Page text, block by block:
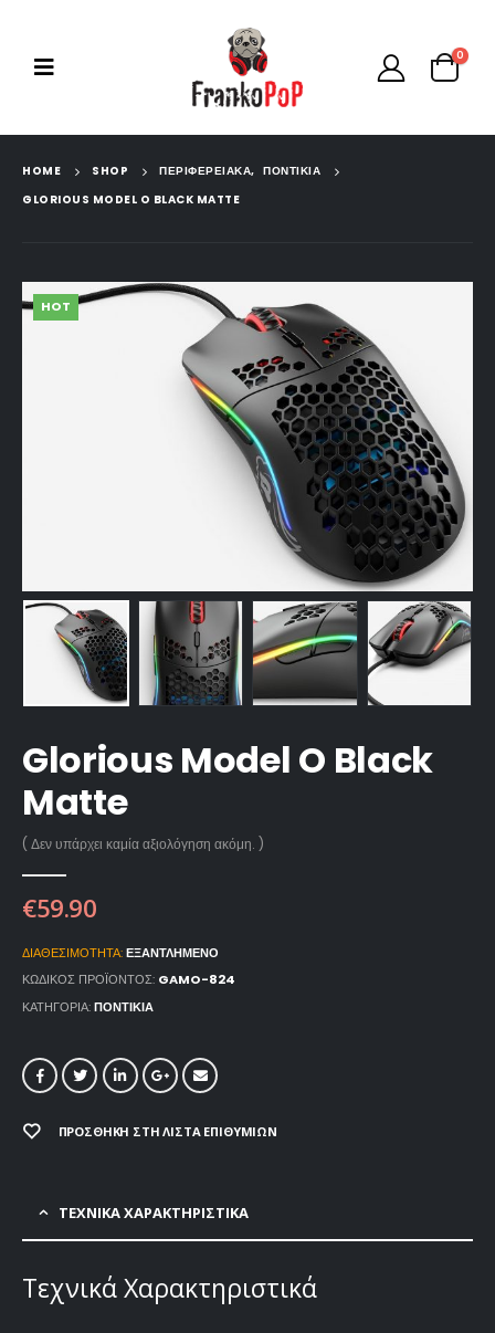
0
HOME SHOP ΠΕΡΙΦΕΡΕΙΑΚΑ, ΠΟΝΤΙΚΙΑ
GLORIOUS MODEL O BLACK MATTE
HOT
Glorious Model O Black
Matte
( Δεν υπάρχει καμία αξιολόγηση ακόμη. )
€59.90
ΔΙΑΘΕΣΙΜΌΤΗΤΑ:ΕΞΑΝΤΛΗΜΈΝΟ
ΚΩΔΙΚΌΣ ΠΡΟΪΌΝΤΟΣ: GAMO-824
ΚΑΤΗΓΟΡΊΑ:ΠΟΝΤΙΚΙΑ
ΠΡΟΣΘΉΚΗ ΣΤΗ ΛΊΣΤΑ ΕΠΙΘΥΜΙΏΝ
ΤΕΧΝΙΚΑ ΧΑΡΑΚΤΗΡΙΣΤΙΚΑ
Τεχνικά Χαρακτηριστικά